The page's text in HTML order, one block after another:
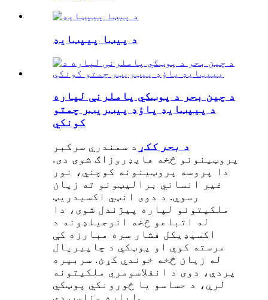
د پیټا پیپټایډ
د چین بحر د پوټکي پاملرنې لپاره
د پیپټایډ پاؤډ پیټریټر چمتو
کونکي
د بحر ککړ د سمندري سرکبر
پروټینونو څخه هایډروزاګ شوی دی.
دا پروسه پروټینونه کوچني، نور
غیر انساني برالیټونو ته زیان
رسوي. د دوی انټي اکسیدریټ
ملکیتونو لپاره پیژندل شوی، دا
له اتباعو څخه انوجیلډونه د
اکسیډیکل فشار سره مبارزه کې
مرسته کوي او پوټکي د چاپیریال
له زیان څخه خوندي کړئ. سربیره
پردې، دوی د انفلاسومري ملکیتونه
لري، د حساسو یا ځورونکي پوټکي
لپاره مناسب دي.